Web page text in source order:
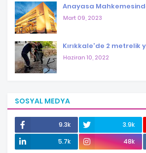
Anayasa
Mart 09, 2023
Kırıkkale'de 2 metrelik
Haziran 10, 2022
SOSYAL MEDYA
9.3k 3.9k
5.7k
48k